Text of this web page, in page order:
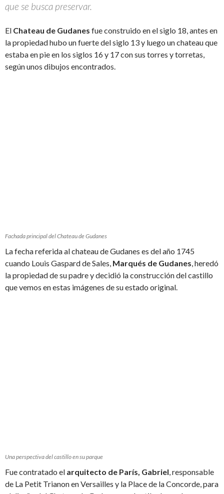
que se busca preservar.
El Chateau de Gudanes fue construido en el siglo 18, antes en
la propiedad hubo un fuerte del siglo 13 y luego un chateau que
estaba en pie en los siglos 16 y 17 con sus torres y torretas,
según unos dibujos encontrados.
Fachada principal del Chateau de Gudanes
La fecha referida al chateau de Gudanes es del año 1745
cuando Louis Gaspard de Sales, Marqués de Gudanes, heredó
la propiedad de su padre y decidió la construcción del castillo
que vemos en estas imágenes de su estado original.
Una perspectiva del castillo en su parque
Fue contratado el arquitecto de París, Gabriel, responsable
de La Petit Trianon en Versailles y la Place de la Concorde, para